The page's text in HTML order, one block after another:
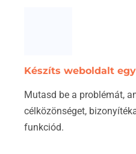
Készíts weboldalt
Mutasd be a problémát,
célközönséget,
funkciód.